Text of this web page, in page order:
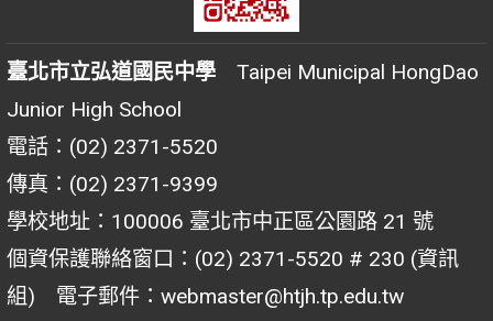
臺北市立弘道國民中學 Taipei Municipal HongDao
Junior High School
電話：(02) 2371-5520
傳真：(02) 2371-9399
學校地址：100006 臺北市中正區公園路 21 號
個資保護聯絡窗口：(02) 2371-5520 # 230 (資訊
組) 電子郵件：webmaster@htjh.tp.edu.tw